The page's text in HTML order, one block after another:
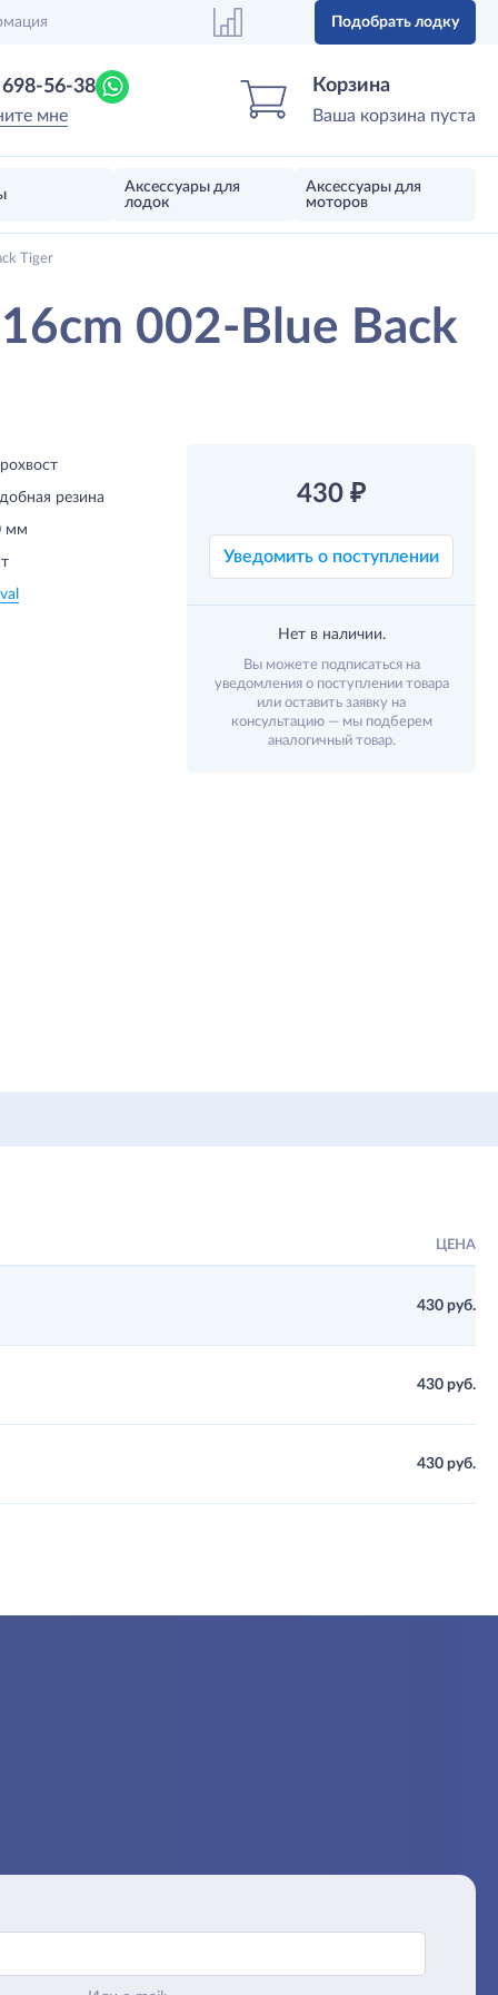
Подобрать лодку
Корзина
Ваша корзина пуста
698-56-38
мне
Аксессуары для
лодок
Аксессуары для
моторов
Tiger
002-Blue Back
430 ₽
Уведомить о поступлении
Нет в наличии.
Вы можете подписаться на
уведомления о поступлении товара
или оставить заявку на
консультацию — мы подберем
аналогичный товар.
резина
мм
ЦЕНА
430 руб.
430 руб.
430 руб.